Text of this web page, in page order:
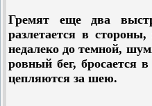
Гремят еще два
разлетается в
недалеко до темной,
ровный бег, бросается
цепляются за шею.